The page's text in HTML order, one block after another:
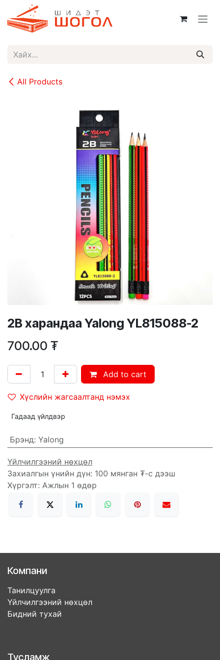
Skip to Content
All Products
2В харандаа Yalong YL815088-2
700.00 ₮
Add to cart
Хүслийн жагсаалтанд нэмэх
Гадаад үйлдвэр
Брэнд: Yalong
Үйлчилгээний нөхцөл
Захиалгын үнийн дүн: 100 мянган ₮-с дээш
Хүргэлт: Ажлын 1 өдөр
Компани
Танилцуулга
Үйлчилгээний нөхцөл
Бидний тухай
Тусламж